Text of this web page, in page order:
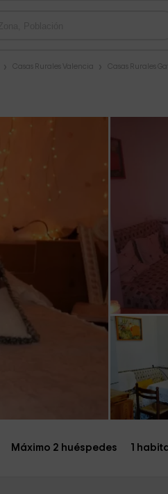
Casas Rurales Valencia Casas Rurales
Máximo 2 huéspedes 1